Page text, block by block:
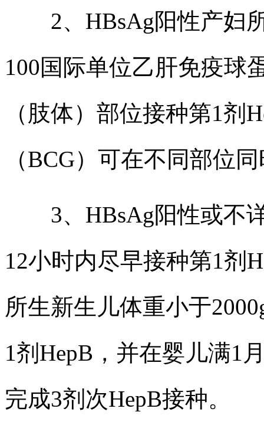
2、HBsAg阳性产妇所
100国际单位乙肝免疫球
（肢体）部位接种第1剂
（BCG）可在不同部位
3、HBsAg阳性或不详
12小时内尽早接种第1剂
所生新生儿体重小于
1剂HepB，并在婴儿满1
完成3剂次HepB接种。